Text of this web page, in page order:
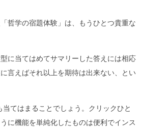
哲学の宿題体験」は、もうひとつ貴重な
に当てはめてサマリーした答えには相応
言えばそれ以上を期待は出来ない、とい
当てはまることでしょう。クリックひと
に機能を単純化したものは便利でインス